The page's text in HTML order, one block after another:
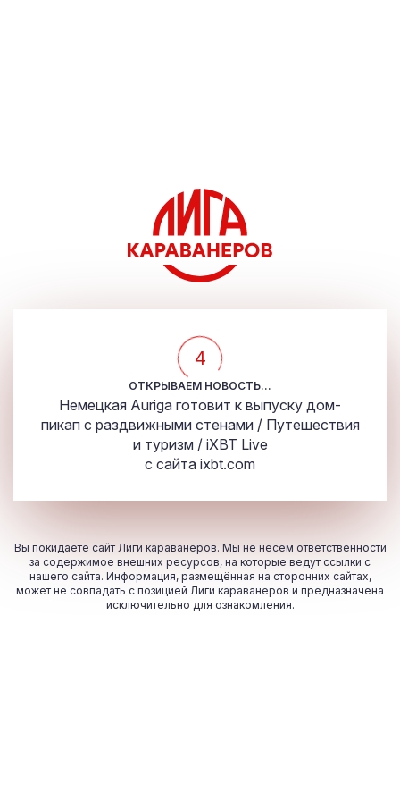
4
ОТКРЫВАЕМ НОВОСТЬ...
Немецкая Auriga готовит к выпуску дом-
пикап с раздвижными стенами / Путешествия
и туризм / iXBT Live
с сайта ixbt.com
Вы покидаете сайт Лиги караванеров. Мы не несём ответственности
за содержимое внешних ресурсов, на которые ведут ссылки с
нашего сайта. Информация, размещённая на сторонних сайтах,
может не совпадать с позицией Лиги караванеров и предназначена
исключительно для ознакомления.